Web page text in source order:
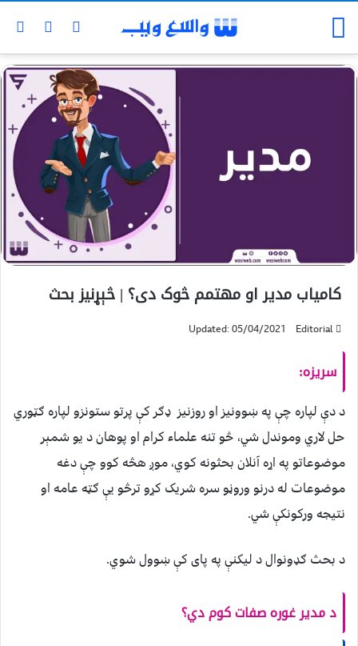
کامياب مدير او مهتمم څوک دی؟ | څېړنيز بحث
Editorial
Updated: 05/04/2021
سريزه:
د دې لپاره چې په ښوونيز او روزنيز ډګر کې پرتو ستونزو لپاره ګټوري
حل لاري وموندل شي، څو تنه علماء کرام او پوهان د يو شمېر
موضوعاتو په اړه آنلان بحثونه کوي، موږ هڅه کوو چې دغه
موضوعات له درنو وروڼو سره شريک کړو ترڅو يې ګټه عامه او
نتيجه ورکونکې شي.
د بحث ګډونوال د لیکنې په پای کې ښوول شوي.
د مدير غوره صفات کوم دي؟